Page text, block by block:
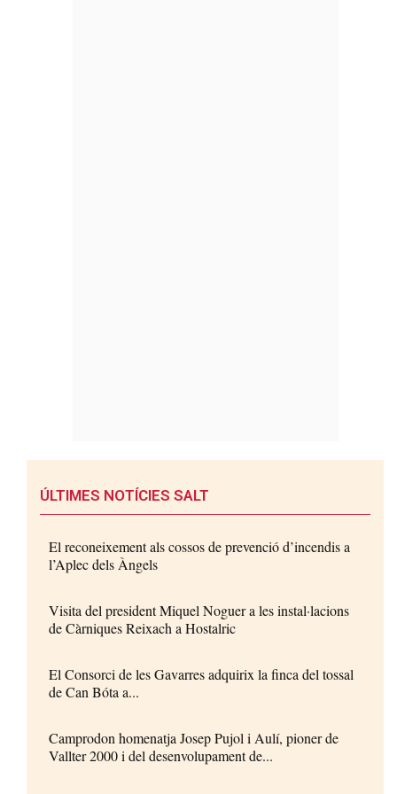
ÚLTIMES NOTÍCIES SALT
El reconeixement als cossos de prevenció d’incendis a
l’Aplec dels Àngels
Visita del president Miquel Noguer a les instal·lacions
de Càrniques Reixach a Hostalric
El Consorci de les Gavarres adquirix la finca del tossal
de Can Bóta a...
Camprodon homenatja Josep Pujol i Aulí, pioner de
Vallter 2000 i del desenvolupament de...